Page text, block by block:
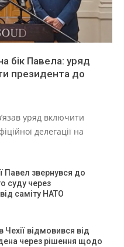
бік Павела: уряд
президента до
уряд включити
делегації на
Павел звернувся до
суду через
саміту НАТО
Чехії відмовився від
через рішення щодо